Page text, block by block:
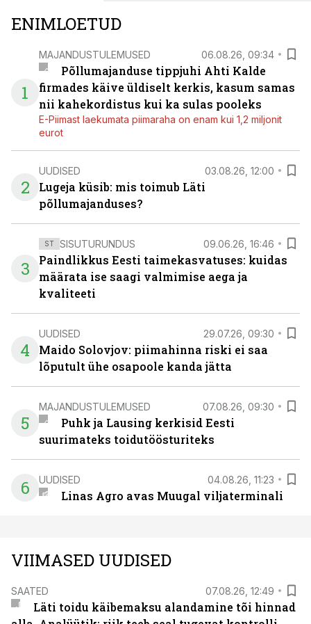
ENIMLOETUD
1
MAJANDUSTULEMUSED 06.08.26, 09:34
Põllumajanduse tippjuhi Ahti Kalde
firmades käive üldiselt kerkis, kasum samas
nii kahekordistus kui ka sulas pooleks
E-Piimast laekumata piimaraha on enam kui 1,2 miljonit
eurot
2
UUDISED 03.08.26, 12:00
Lugeja küsib: mis toimub Läti
põllumajanduses?
3
ST SISUTURUNDUS 09.06.26, 16:46
Paindlikkus Eesti taimekasvatuses: kuidas
määrata ise saagi valmimise aega ja
kvaliteeti
4
UUDISED 29.07.26, 09:30
Maido Solovjov: piimahinna riski ei saa
lõputult ühe osapoole kanda jätta
5
MAJANDUSTULEMUSED 07.08.26, 09:30
Puhk ja Lausing kerkisid Eesti
suurimateks toidutöösturiteks
6 UUDISED 04.08.26, 11:23
Linas Agro avas Muugal viljaterminali
VIIMASED UUDISED
SAATED 07.08.26, 12:49
Läti toidu käibemaksu alandamine tõi hinnad